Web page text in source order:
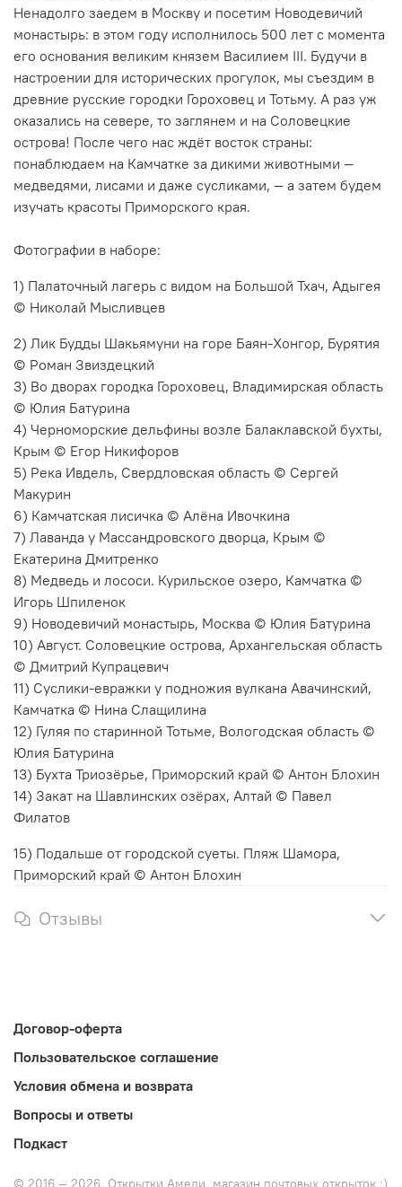
Ненадолго заедем в Москву и посетим Новодевичий
монастырь: в этом году исполнилось 500 лет с момента
его основания великим князем Василием III. Будучи в
настроении для исторических прогулок, мы съездим в
древние русские городки Гороховец и Тотьму. А раз уж
оказались на севере, то заглянем и на Соловецкие
острова! После чего нас ждёт восток страны:
понаблюдаем на Камчатке за дикими животными —
медведями, лисами и даже сусликами, — а затем будем
изучать красоты Приморского края.
Фотографии в наборе:
1) Палаточный лагерь с видом на Большой Тхач, Адыгея
© Николай Мысливцев
2) Лик Будды Шакьямуни на горе Баян-Хонгор, Бурятия
© Роман Звиздецкий
3) Во дворах городка Гороховец, Владимирская область
© Юлия Батурина
4) Черноморские дельфины возле Балаклавской бухты,
Крым © Егор Никифоров
5) Река Ивдель, Свердловская область © Сергей
Макурин
6) Камчатская лисичка © Алёна Ивочкина
7) Лаванда у Массандровского дворца, Крым ©
Екатерина Дмитренко
8) Медведь и лососи. Курильское озеро, Камчатка ©
Игорь Шпиленок
9) Новодевичий монастырь, Москва © Юлия Батурина
10) Август. Соловецкие острова, Архангельская область
© Дмитрий Купрацевич
11) Суслики-евражки у подножия вулкана Авачинский,
Камчатка © Нина Слащилина
12) Гуляя по старинной Тотьме, Вологодская область ©
Юлия Батурина
13) Бухта Триозёрье, Приморский край © Антон Блохин
14) Закат на Шавлинских озёрах, Алтай © Павел
Филатов
15) Подальше от городской суеты. Пляж Шамора,
Приморский край © Антон Блохин
Отзывы
Договор-оферта
Пользовательское соглашение
Условия обмена и возврата
Вопросы и ответы
Подкаст
© 2016 — 2026. Открытки Амели, магазин почтовых открыток :)